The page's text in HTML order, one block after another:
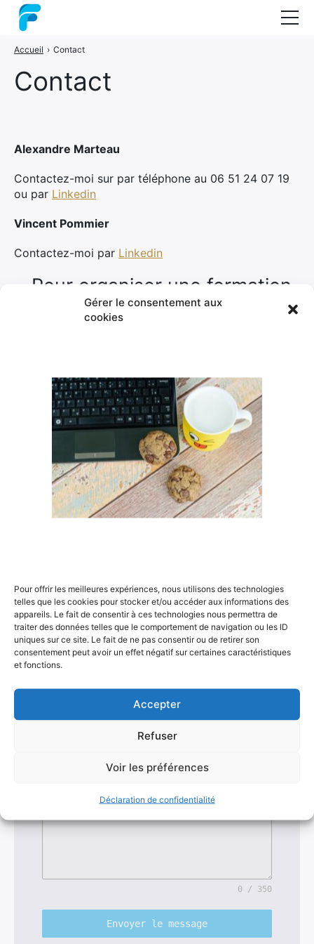
Gérer le consentement aux
cookies
Pour offrir les meilleures expériences, nous utilisons des technologies
telles que les cookies pour stocker et/ou accéder aux informations des
appareils. Le fait de consentir à ces technologies nous permettra de
traiter des données telles que le comportement de navigation ou les ID
uniques sur ce site. Le fait de ne pas consentir ou de retirer son
consentement peut avoir un effet négatif sur certaines caractéristiques
et fonctions.
Accepter
Refuser
Voir les préférences
Déclaration de confidentialité
Contact
Accueil › Contact
Alexandre Marteau
Contactez-moi sur par téléphone au 06 51 24 07 19
ou par Linkedin
Vincent Pommier
Contactez-moi par Linkedin
Pour organiser une formation,
un coaching ou un audit de
projet, utilisez le formulaire
Cliquez pour accepter les cookies
marketing et activer ce contenu
Nom et Prénom *
Indiquez votre post occupé actullement
Adresse de contact e-mail
Numéro de téléphone
0 / 350
Envoyer le message
Nos formations
Coaching
Contact
×
Rechercher
: